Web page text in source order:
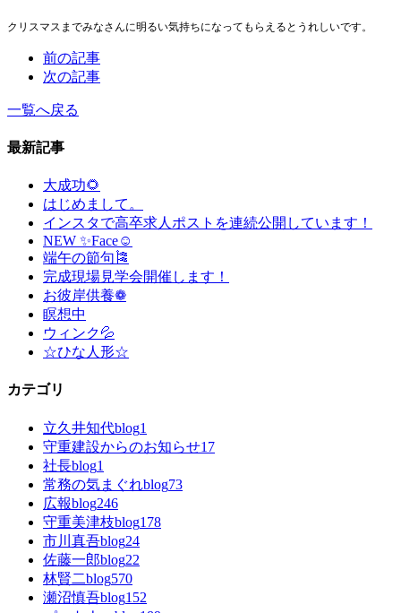
クリスマスまでみなさんに明るい気持ちになってもらえるとうれしいです。
前の記事
次の記事
一覧へ戻る
最新記事
大成功🌻
はじめまして。
インスタで高卒求人ポストを連続公開しています！
NEW ✨Face☺
端午の節句🎏
完成現場見学会開催します！
お彼岸供養❁
瞑想中
ウィンク💦
☆ひな人形☆
カテゴリ
立久井知代blog1
守重建設からのお知らせ17
社長blog1
常務の気まぐれblog73
広報blog246
守重美津枝blog178
市川真吾blog24
佐藤一郎blog22
林賢二blog570
瀬沼慎吾blog152